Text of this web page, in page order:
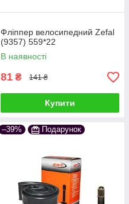
Фліппер велосипедний Zefal
(9357) 559*22
В наявності
81 ₴ 141 ₴
Купити
–39% Подарунок